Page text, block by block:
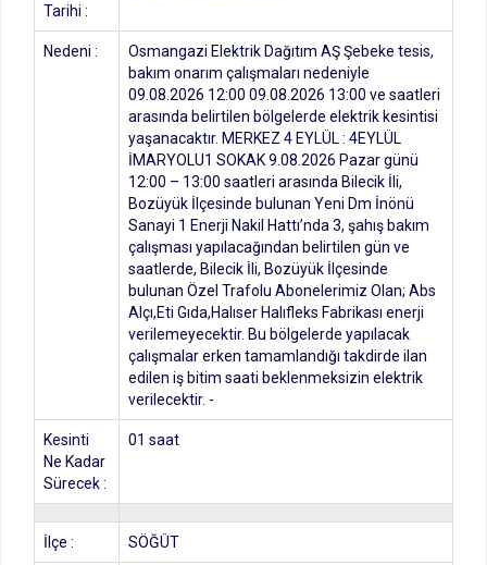
Tarihi :
Nedeni :
Osmangazi Elektrik Dağıtım AŞ Şebeke tesis,
bakım onarım çalışmaları nedeniyle
09.08.2026 12:00 09.08.2026 13:00 ve saatleri
arasında belirtilen bölgelerde elektrik kesintisi
yaşanacaktır. MERKEZ 4 EYLÜL : 4EYLÜL
İMARYOLU1 SOKAK 9.08.2026 Pazar günü
12:00 – 13:00 saatleri arasında Bilecik İli,
Bozüyük İlçesinde bulunan Yeni Dm İnönü
Sanayi 1 Enerji Nakil Hattı’nda 3, şahış bakım
çalışması yapılacağından belirtilen gün ve
saatlerde, Bilecik İli, Bozüyük İlçesinde
bulunan Özel Trafolu Abonelerimiz Olan; Abs
Alçı,Eti Gıda,Halıser Halıfleks Fabrikası enerji
verilemeyecektir. Bu bölgelerde yapılacak
çalışmalar erken tamamlandığı takdirde ilan
edilen iş bitim saati beklenmeksizin elektrik
verilecektir. -
Kesinti
Ne Kadar
Sürecek :
01 saat
İlçe : SÖĞÜT